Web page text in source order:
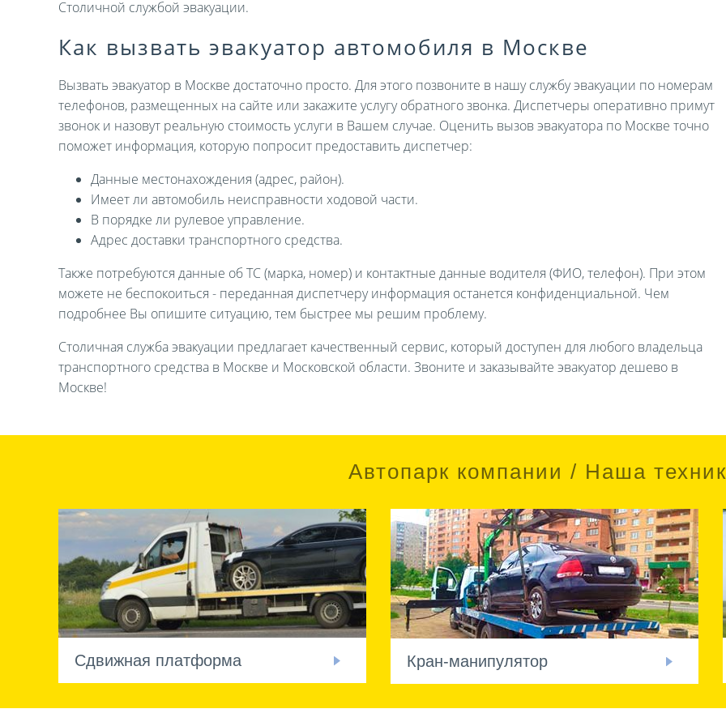
Столичной службой эвакуации.
Как вызвать эвакуатор автомобиля в Москве
Вызвать эвакуатор в Москве достаточно просто. Для этого позвоните в нашу службу эвакуации по номерам
телефонов, размещенных на сайте или закажите услугу обратного звонка. Диспетчеры оперативно примут
звонок и назовут реальную стоимость услуги в Вашем случае. Оценить вызов эвакуатора по Москве точно
поможет информация, которую попросит предоставить диспетчер:
Данные местонахождения (адрес, район).
Имеет ли автомобиль неисправности ходовой части.
В порядке ли рулевое управление.
Адрес доставки транспортного средства.
Также потребуются данные об ТС (марка, номер) и контактные данные водителя (ФИО, телефон). При этом
можете не беспокоиться - переданная диспетчеру информация останется конфиденциальной. Чем
подробнее Вы опишите ситуацию, тем быстрее мы решим проблему.
Столичная служба эвакуации предлагает качественный сервис, который доступен для любого владельца
транспортного средства в Москве и Московской области. Звоните и заказывайте эвакуатор дешево в
Москве!
Автопарк компании / Наша
Сдвижная платформа Кран-манипулятор